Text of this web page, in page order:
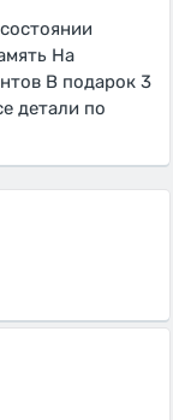
На
В подарок 3
детали по